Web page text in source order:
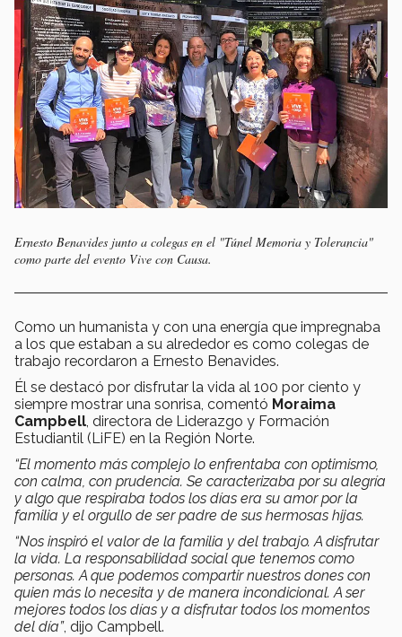
Ernesto Benavides junto a colegas en el "Túnel Memoria y Tolerancia"
como parte del evento Vive con Causa.
Como un humanista y con una energía que impregnaba
a los que estaban a su alrededor es como colegas de
trabajo recordaron a Ernesto Benavides.
Él se destacó por disfrutar la vida al 100 por ciento y
siempre mostrar una sonrisa, comentó Moraima
Campbell, directora de Liderazgo y Formación
Estudiantil (LiFE) en la Región Norte.
“El momento más complejo lo enfrentaba con optimismo,
con calma, con prudencia. Se caracterizaba por su alegría
y algo que respiraba todos los días era su amor por la
familia y el orgullo de ser padre de sus hermosas hijas.
“Nos inspiró el valor de la familia y del trabajo. A disfrutar
la vida. La responsabilidad social que tenemos como
personas. A que podemos compartir nuestros dones con
quien más lo necesita y de manera incondicional. A ser
mejores todos los días y a disfrutar todos los momentos
del día”, dijo Campbell.